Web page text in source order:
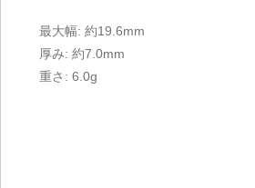
最大幅: 約19.6mm
厚み: 約7.0mm
重さ: 6.0g